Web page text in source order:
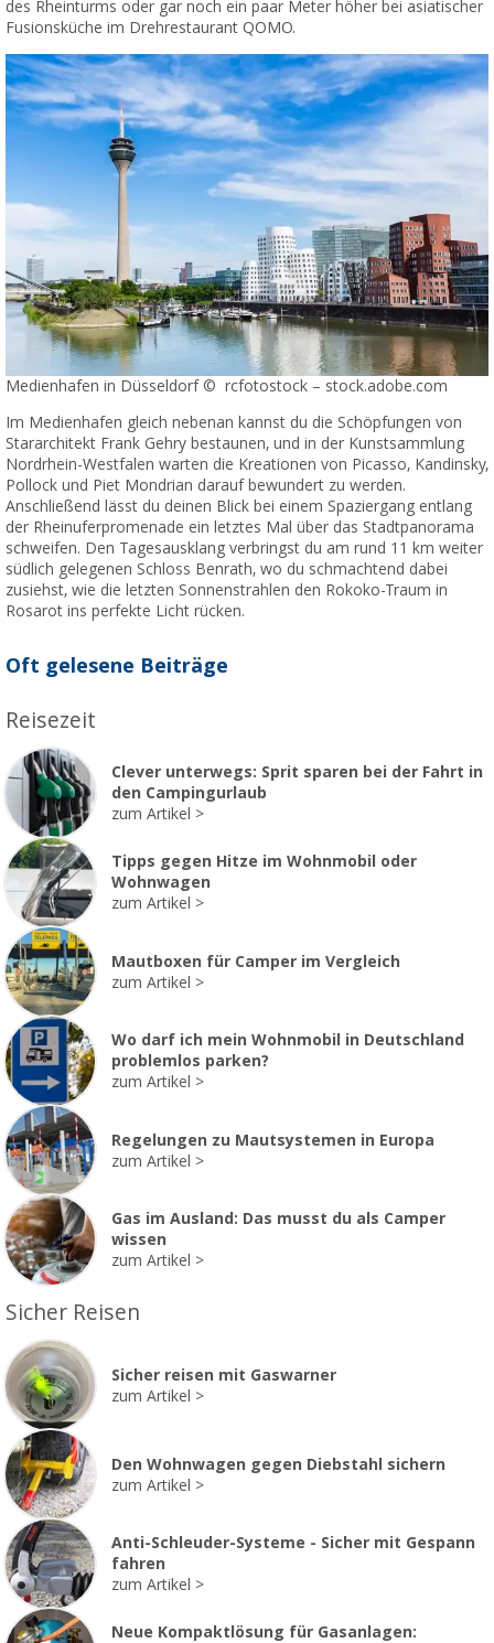
des Rheinturms oder gar noch ein paar Meter höher bei asiatischer
Fusionsküche im Drehrestaurant QOMO.
Medienhafen in Düsseldorf © rcfotostock – stock.adobe.com
Im Medienhafen gleich nebenan kannst du die Schöpfungen von
Stararchitekt Frank Gehry bestaunen, und in der Kunstsammlung
Nordrhein-Westfalen warten die Kreationen von Picasso, Kandinsky,
Pollock und Piet Mondrian darauf bewundert zu werden.
Anschließend lässt du deinen Blick bei einem Spaziergang entlang
der Rheinuferpromenade ein letztes Mal über das Stadtpanorama
schweifen. Den Tagesausklang verbringst du am rund 11 km weiter
südlich gelegenen Schloss Benrath, wo du schmachtend dabei
zusiehst, wie die letzten Sonnenstrahlen den Rokoko-Traum in
Rosarot ins perfekte Licht rücken.
Oft gelesene Beiträge
Reisezeit
Clever unterwegs: Sprit sparen bei der Fahrt in
den Campingurlaub
zum Artikel
Tipps gegen Hitze im Wohnmobil oder
Wohnwagen
zum Artikel
Mautboxen für Camper im Vergleich
zum Artikel
Wo darf ich mein Wohnmobil in Deutschland
problemlos parken?
zum Artikel
Regelungen zu Mautsystemen in Europa
zum Artikel
Gas im Ausland: Das musst du als Camper
wissen
zum Artikel
Sicher Reisen
Sicher reisen mit Gaswarner
zum Artikel
Den Wohnwagen gegen Diebstahl sichern
zum Artikel
Anti-Schleuder-Systeme - Sicher mit Gespann
fahren
zum Artikel
Neue Kompaktlösung für Gasanlagen: